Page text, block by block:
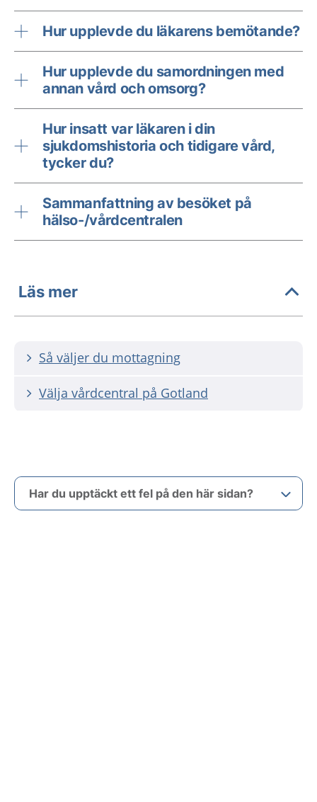
Hur upplevde du läkarens bemötande?
Hur upplevde du samordningen med
annan vård och omsorg?
Hur insatt var läkaren i din
sjukdomshistoria och tidigare vård,
tycker du?
Sammanfattning av besöket på
hälso-/vårdcentralen
Läs mer
Så väljer du mottagning
Välja vårdcentral på Gotland
Har du upptäckt ett fel på den här sidan?